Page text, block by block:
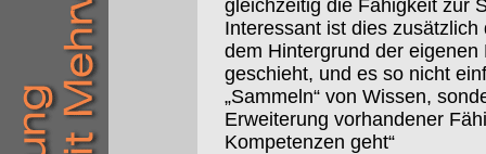
gleichzeitig die Fähigkeit zur
Interessant ist dies
dem Hintergrund der eigenen
geschieht, und es so nicht
„Sammeln“ von Wissen,
Erweiterung vorhandener
Kompetenzen geht“